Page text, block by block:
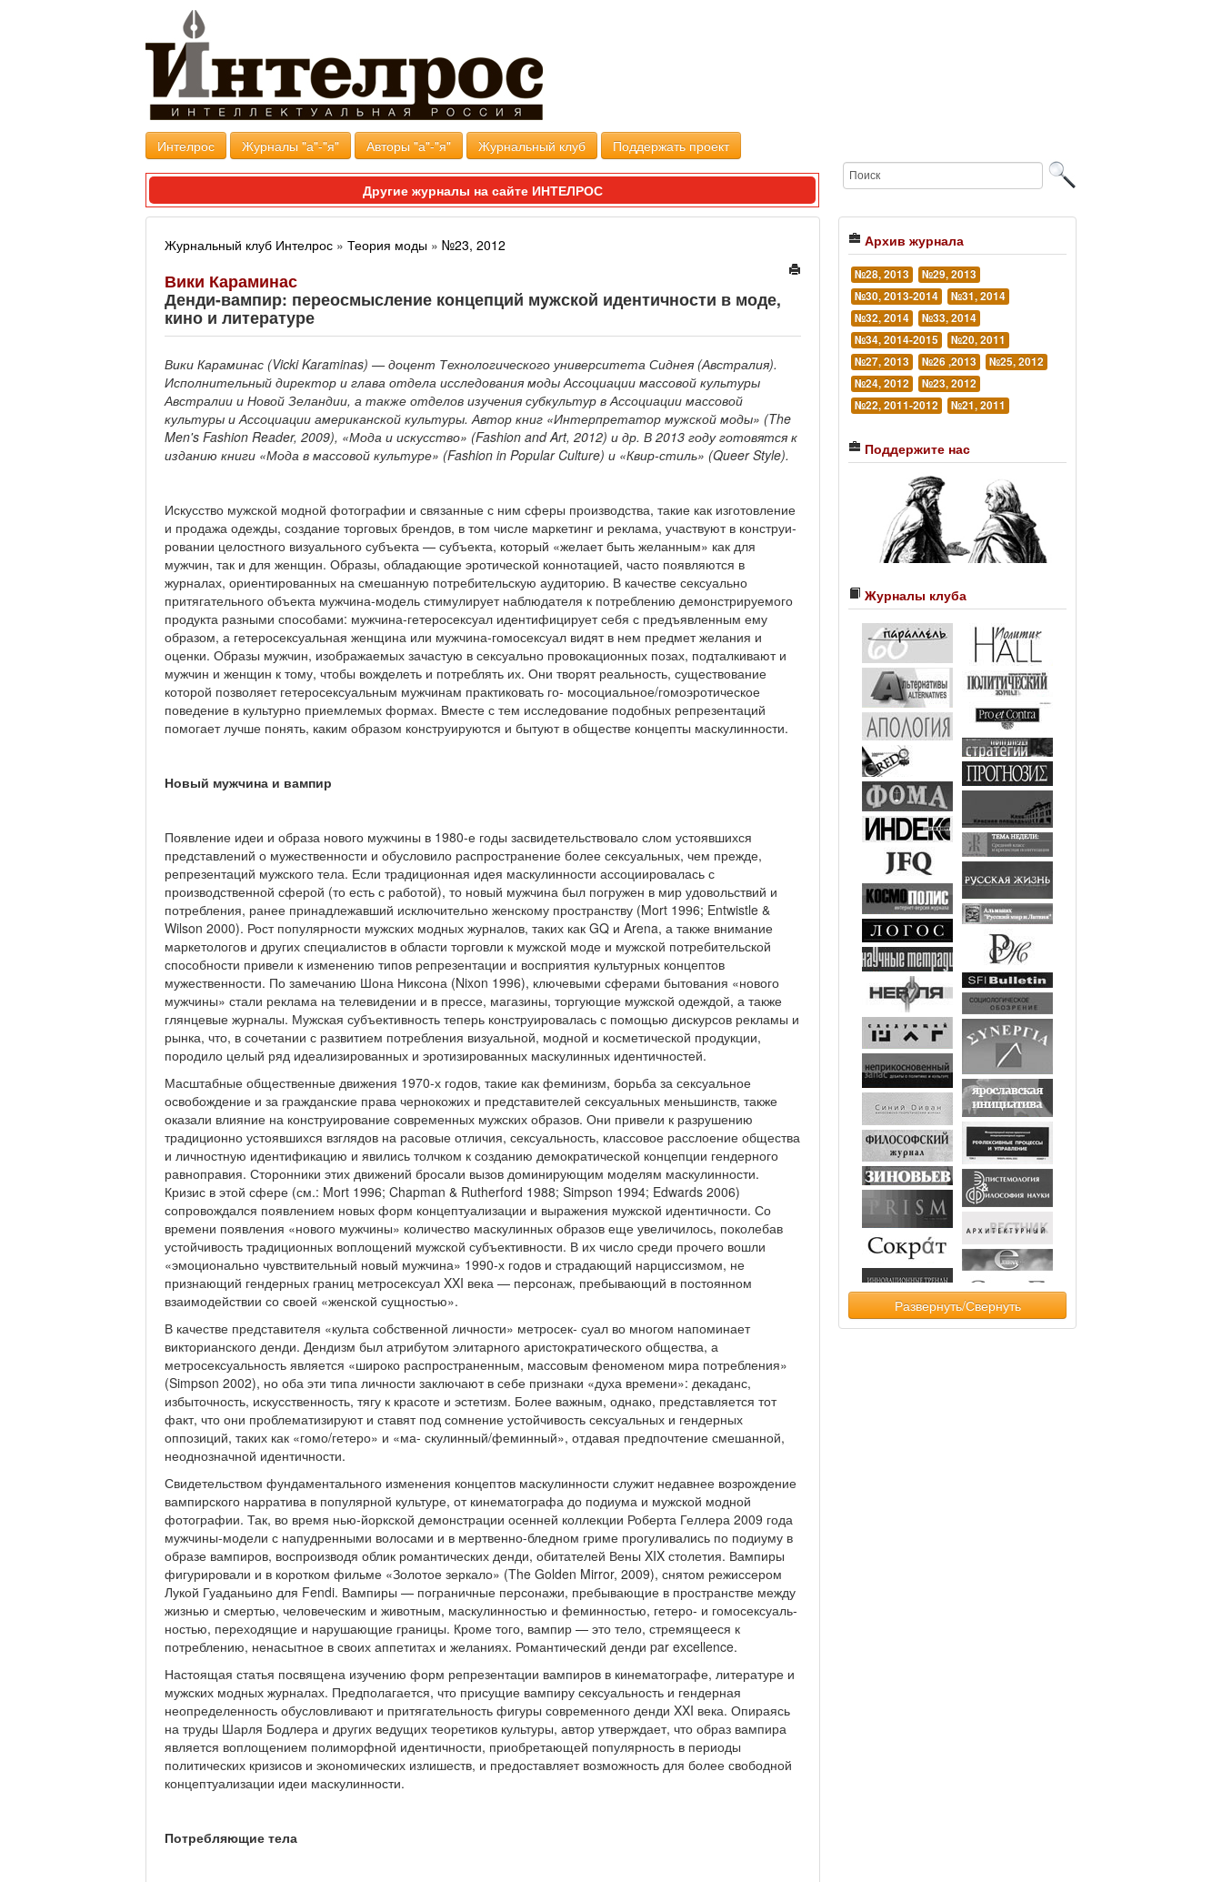
Интелрос Журналы "а"-"я" Авторы "а"-"я" Журнальный клуб Поддержать проект
Другие журналы на сайте ИНТЕЛРОС
Журнальный клуб Интелрос » Теория моды » №23, 2012
Вики Караминас
Денди-вампир: переосмысление концепций мужской идентичности в моде,
кино и литературе
Вики Караминас (Vicki Karaminas) — доцент Технологического университета Сиднея (Австралия).
Исполнительный директор и глава отдела исследования моды Ассоциации массовой культуры
Австралии и Новой Зеландии, а также отделов изучения субкультур в Ассоциации массовой
культуры и Ассоциации американской культуры. Автор книг «Интерпретатор мужской моды» (The
Men's Fashion Reader, 2009), «Мода и искусство» (Fashion and Art, 2012) и др. В 2013 году готовятся к
изданию книги «Мода в массовой культуре» (Fashion in Popular Culture) и «Квир-стиль» (Queer Style).
Искусство мужской модной фотографии и связанные с ним сферы про­изводства, такие как изготовление
и продажа одежды, создание торго­вых брендов, в том числе маркетинг и реклама, участвуют в конструи­
ровании целостного визуального субъекта — субъекта, который «желает быть желанным» как для
мужчин, так и для женщин. Образы, обладаю­щие эротической коннотацией, часто появляются в
журналах, ориен­тированных на смешанную потребительскую аудиторию. В качестве сексуально
притягательного объекта мужчина-модель стимулирует наблюдателя к потреблению демонстри­руемого
продукта разными способами: мужчина-гетеросексуал иден­тифицирует себя с предъявленным ему
образом, а гетеросексуальная женщина или мужчина-гомосексуал видят в нем предмет желания и
оценки. Образы мужчин, изображаемых зачастую в сексуально про­вокационных позах, подталкивают и
мужчин и женщин к тому, что­бы вожделеть и потреблять их. Они творят реальность, существование
которой позволяет гетеросексуальным мужчинам практиковать го- мосоциальное/гомоэротическое
поведение в культурно приемлемых формах. Вместе с тем исследование подобных репрезентаций
помогает лучше понять, каким образом конструируются и бытуют в обществе концепты маскулинности.
Новый мужчина и вампир
Появление идеи и образа нового мужчины в 1980-е годы засвидетель­ствовало слом устоявшихся
представлений о мужественности и обусло­вило распространение более сексуальных, чем прежде,
репрезентаций мужского тела. Если традиционная идея маскулинности ассоциирова­лась с
производственной сферой (то есть с работой), то новый мужчина был погружен в мир удовольствий и
потребления, ранее принадлежав­ший исключительно женскому пространству (Mort 1996; Entwistle &
Wilson 2000). Рост популярности мужских модных журналов, таких как GQ и Arena, а также внимание
маркетологов и других специали­стов в области торговли к мужской моде и мужской потребительской
способности привели к изменению типов репрезентации и восприятия культурных концептов
мужественности. По замечанию Шона Никсо­на (Nixon 1996), ключевыми сферами бытования «нового
мужчины» стали реклама на телевидении и в прессе, магазины, торгующие муж­ской одеждой, а также
глянцевые журналы. Мужская субъективность теперь конструировалась с помощью дискурсов рекламы и
рынка, что, в сочетании с развитием потребления визуальной, модной и космети­ческой продукции,
породило целый ряд идеализированных и эроти­зированных маскулинных идентичностей.
Масштабные общественные движения 1970-х годов, такие как фе­минизм, борьба за сексуальное
освобождение и за гражданские права чернокожих и представителей сексуальных меньшинств, также
оказа­ли влияние на конструирование современных мужских образов. Они привели к разрушению
традиционно устоявшихся взглядов на расовые отличия, сексуальность, классовое расслоение общества
и личностную идентификацию и явились толчком к созданию демократической кон­цепции гендерного
равноправия. Сторонники этих движений бросали вызов доминирующим моделям маскулинности.
Кризис в этой сфере (см.: Mort 1996; Chapman & Rutherford 1988; Simpson 1994; Edwards 2006)
сопровождался появлением новых форм концептуализации и выраже­ния мужской идентичности. Со
времени появления «нового мужчины» количество маскулинных образов еще увеличилось, поколебав
устойчи­вость традиционных воплощений мужской субъективности. В их число среди прочего вошли
«эмоционально чувствительный новый мужчина» 1990-х годов и страдающий нарциссизмом, не
признающий гендерных границ метросексуал XXI века — персонаж, пребывающий в постоян­ном
взаимодействии со своей «женской сущностью».
В качестве представителя «культа собственной личности» метросек- суал во многом напоминает
викторианского денди. Дендизм был атри­бутом элитарного аристократического общества, а
метросексуальность является «широко распространенным, массовым феноменом мира по­требления»
(Simpson 2002), но оба эти типа личности заключают в себе признаки «духа времени»: декаданс,
избыточность, искусственность, тягу к красоте и эстетизм. Более важным, однако, представляется тот
факт, что они проблематизируют и ставят под сомнение устойчивость сексуальных и гендерных
оппозиций, таких как «гомо/гетеро» и «ма- скулинный/феминный», отдавая предпочтение смешанной,
неодно­значной идентичности.
Свидетельством фундаментального изменения концептов маску­линности служит недавнее возрождение
вампирского нарратива в по­пулярной культуре, от кинематографа до подиума и мужской модной
фотографии. Так, во время нью-йоркской демонстрации осенней кол­лекции Роберта Геллера 2009 года
мужчины-модели с напудренными волосами и в мертвенно-бледном гриме прогуливались по подиуму в
образе вампиров, воспроизводя облик романтических денди, обитате­лей Вены XIX столетия. Вампиры
фигурировали и в коротком фильме «Золотое зеркало» (The Golden Mirror, 2009), снятом режиссером
Лу­кой Гуаданьино для Fendi. Вампиры — пограничные персонажи, пре­бывающие в пространстве между
жизнью и смертью, человеческим и животным, маскулинностью и феминностью, гетеро- и гомосексуаль­
ностью, переходящие и нарушающие границы. Кроме того, вампир — это тело, стремящееся к
потреблению, ненасытное в своих аппетитах и желаниях. Романтический денди par excellence.
Настоящая статья посвящена изучению форм репрезентации вам­пиров в кинематографе, литературе и
мужских модных журналах. Предполагается, что присущие вампиру сексуальность и гендерная
неопределенность обусловливают и притягательность фигуры совре­менного денди XXI века. Опираясь
на труды Шарля Бодлера и других ведущих теоретиков культуры, автор утверждает, что образ вампира
является воплощением полиморфной идентичности, приобретающей популярность в периоды
политических кризисов и экономических из­лишеств, и предоставляет возможность для более свободной
концеп­туализации идеи маскулинности.
Потребляющие тела
Архив журнала
№28, 2013
№29, 2013
№30, 2013-2014
№31, 2014
№32, 2014
№33, 2014
№34, 2014-2015
№20, 2011
№27, 2013
№26 ,2013
№25, 2012
№24, 2012
№23, 2012
№22, 2011-2012
№21, 2011
Поддержите нас
Журналы клуба
Развернуть/Свернуть